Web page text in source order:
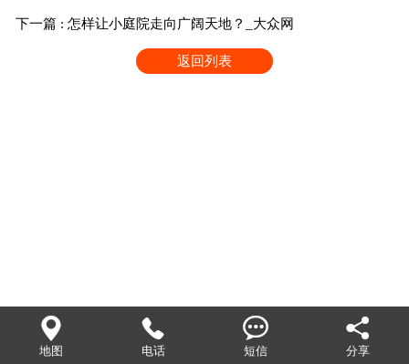
下一篇 : 怎样让小庭院走向广阔天地？_大众网
返回列表

地图

电话

短信

分享